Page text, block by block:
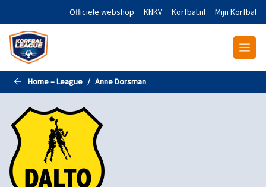
Naar de hoofdinhoud gaanOfficiële webshop KNKV Korfbal.nl Mijn Korfbal
Home – League Anne Dorsman